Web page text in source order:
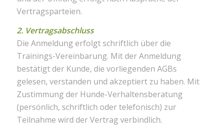
Vertragsparteien.
2. Vertragsabschluss
Die Anmeldung erfolgt schriftlich über die
Trainings-Vereinbarung. Mit der Anmeldung
bestätigt der Kunde, die vorliegenden AGBs
gelesen, verstanden und akzeptiert zu haben. Mit
Zustimmung der Hunde-Verhaltensberatung
(persönlich, schriftlich oder telefonisch) zur
Teilnahme wird der Vertrag verbindlich.